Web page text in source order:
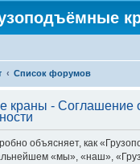
Список форумов
краны - Соглашение
объясняет, как
«мы», «наш»,